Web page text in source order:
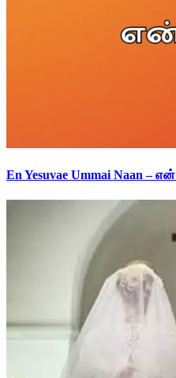
En Yesuvae Ummai Naan –